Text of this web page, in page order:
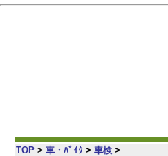
TOP > 車・ﾊﾞｲｸ > 車検 >